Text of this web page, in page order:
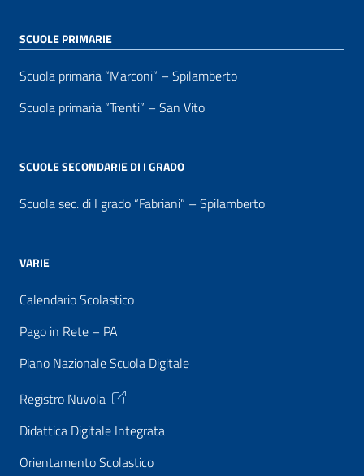
SCUOLE PRIMARIE
Scuola primaria “Marconi” – Spilamberto
Scuola primaria “Trenti” – San Vito
SCUOLE SECONDARIE DI I GRADO
Scuola sec. di I grado “Fabriani” – Spilamberto
VARIE
Calendario Scolastico
Pago in Rete – PA
Piano Nazionale Scuola Digitale
Registro Nuvola
Didattica Digitale Integrata
Orientamento Scolastico